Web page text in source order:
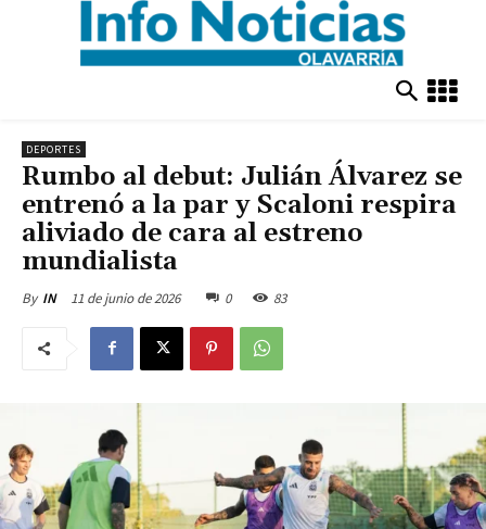
DEPORTES
Rumbo al debut: Julián Álvarez se
entrenó a la par y Scaloni respira
aliviado de cara al estreno
mundialista
By IN 11 de junio de 2026 0 83